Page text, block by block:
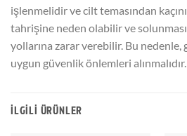
işlenmelidir ve cilt temasından
tahrişine neden olabilir ve
yollarına zarar verebilir. Bu nedenle,
uygun güvenlik önlemleri alınmalıdır.
İLGILI ÜRÜNLER